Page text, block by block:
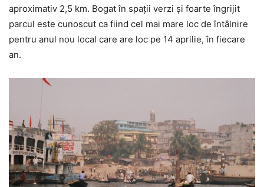
aproximativ 2,5 km. Bogat în spații verzi și foarte îngrijit
parcul este cunoscut ca fiind cel mai mare loc de întâlnire
pentru anul nou local care are loc pe 14 aprilie, în fiecare
an.